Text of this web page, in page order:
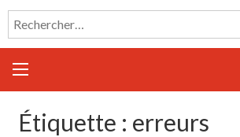
Rechercher :
Étiquette : erreurs